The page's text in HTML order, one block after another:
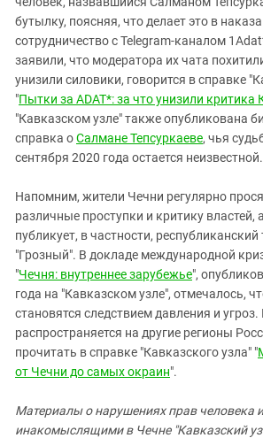
бутылку, поясняя, что делает это в
сотрудничество с Telegram-каналом
заявили, что модератора их чата
унизили силовики, говорится в справке
"Пытки за ADAT*: за что унизили критика
"Кавказском узле" также опубликована
справка оСалмане Тепсуркаеве, чья
сентября 2020 года остается неизвестной.
Напомним, жители Чечни регулярно
различные проступки и критику властей,
публикует, в частности, республиканский
"Грозный". В докладе международной
"Чечня: внутреннее зарубежье",
года на "Кавказском узле", отмечалось,
становятся следствием давления и
распространяется на другие регионы
прочитать в справке "Кавказского узла" "
от Чечни до самых окраин".
Материалы о нарушениях прав человека
инакомыслящими в Чечне "Кавказский